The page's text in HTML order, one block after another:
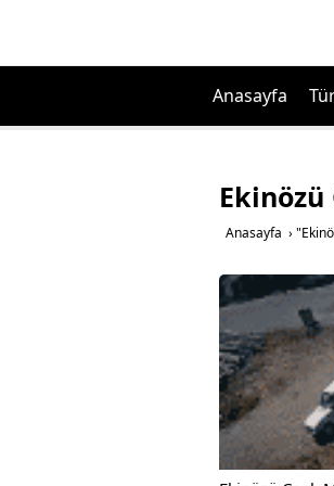
Anasayfa
Anasayfa ›